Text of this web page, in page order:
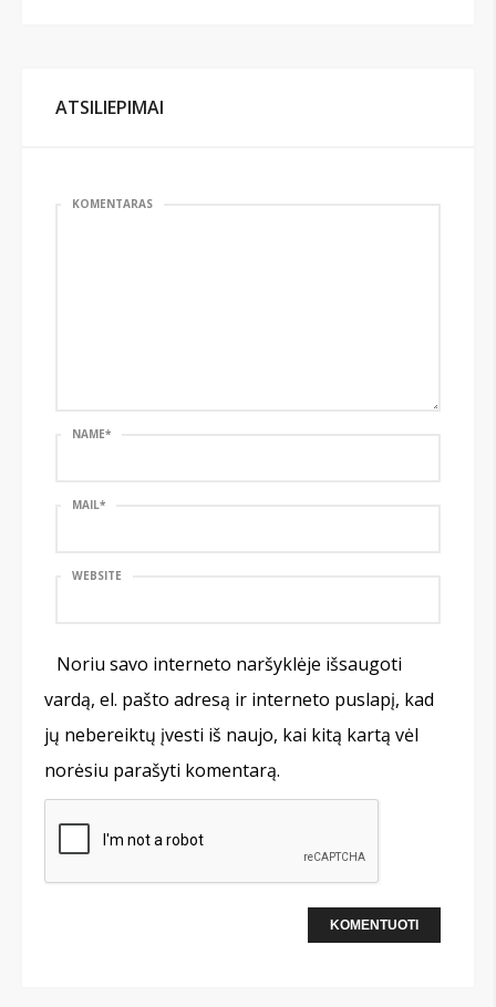
ATSILIEPIMAI
KOMENTARAS
NAME*
MAIL*
WEBSITE
Noriu savo interneto naršyklėje išsaugoti
vardą, el. pašto adresą ir interneto puslapį, kad
jų nebereiktų įvesti iš naujo, kai kitą kartą vėl
norėsiu parašyti komentarą.